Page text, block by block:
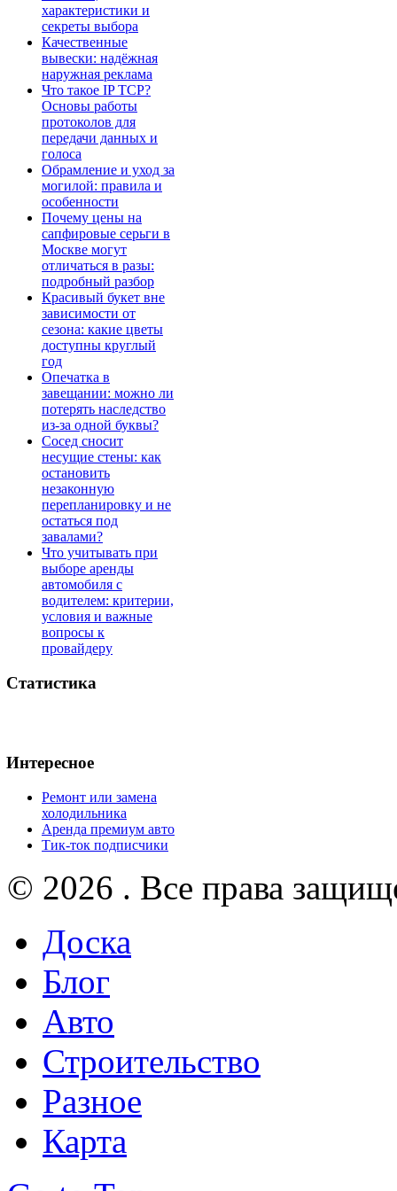
характеристики и
секреты выбора
Качественные
вывески: надёжная
наружная реклама
Что такое IP TCP?
Основы работы
протоколов для
передачи данных и
голоса
Обрамление и уход за
могилой: правила и
особенности
Почему цены на
сапфировые серьги в
Москве могут
отличаться в разы:
подробный разбор
Красивый букет вне
зависимости от
сезона: какие цветы
доступны круглый
год
Опечатка в
завещании: можно ли
потерять наследство
из-за одной буквы?
Сосед сносит
несущие стены: как
остановить
незаконную
перепланировку и не
остаться под
завалами?
Что учитывать при
выборе аренды
автомобиля с
водителем: критерии,
условия и важные
вопросы к
провайдеру
Статистика
Интересное
Ремонт или замена
холодильника
Аренда премиум авто
Тик-ток подписчики
© 2026 . Все права
Доска
Блог
Авто
Строительство
Разное
Карта